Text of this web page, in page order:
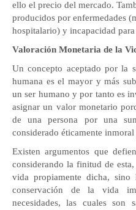
ello el precio del mercado.
producidos por enfermedades
hospitalario) y incapacidad para
Valoración Monetaria de la
Un concepto aceptado por la
humana es el mayor y más
un ser humano y por tanto es
asignar un valor monetario
de una persona por una
considerado éticamente
Existen argumentos que
considerando la finitud de
vida propiamente dicha, sino
conservación de la vida
necesidades, las cuales son